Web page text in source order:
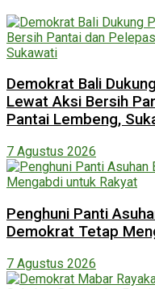
Demokrat Bali
Lewat Aksi Bersih
Pantai Lembeng,
7 Agustus 2026
Penghuni Panti
Demokrat Tetap
7 Agustus 2026